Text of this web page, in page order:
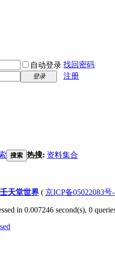
自动登录 找回密码
登录
注册
搜索 热搜: 资料集合
壬天堂世界 ( 京ICP备05022083号
in 0.007246 second(s), 0